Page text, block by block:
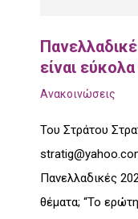
είναι
Ανακοινώσεις
Του Στράτου
Πανελλαδικές
θέματα; “Το